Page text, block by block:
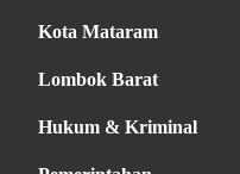
Kota Mataram
Lombok Barat
Hukum & Kriminal